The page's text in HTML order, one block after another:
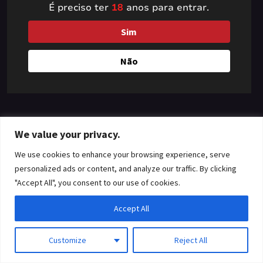
We value your privacy.
We use cookies to enhance your browsing experience, serve
personalized ads or content, and analyze our traffic. By clicking
"Accept All", you consent to our use of cookies.
Customize Reject All
Accept All
something amazing
— check back soon!
É preciso ter 18 anos para entrar.
Sim
Não